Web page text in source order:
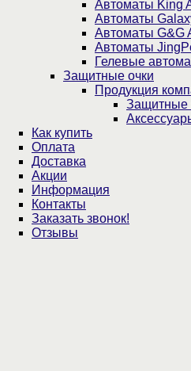
Автоматы King
Автоматы
Автоматы G&G
Автоматы
Гелевые
Защитные очки
Продукция
Защитные
Как купить
Оплата
Доставка
Акции
Информация
Контакты
Заказать звонок!
Отзывы